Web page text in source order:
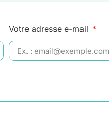
Votre adresse e-mail